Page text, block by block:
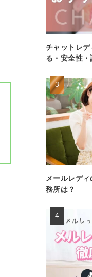
チャットレ
る・安全性
メールレデ
務所は？